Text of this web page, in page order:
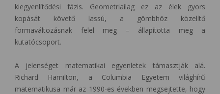
kiegyenlítődési fázis. Geometriailag ez az élek gyors
kopását követő lassú, a gömbhöz közelítő
formaváltozásnak felel meg – állapította meg a
kutatócsoport.
A jelenséget matematikai egyenletek támasztják alá.
Richard Hamilton, a Columbia Egyetem világhírű
matematikusa már az 1990-es években megsejtette, hogy